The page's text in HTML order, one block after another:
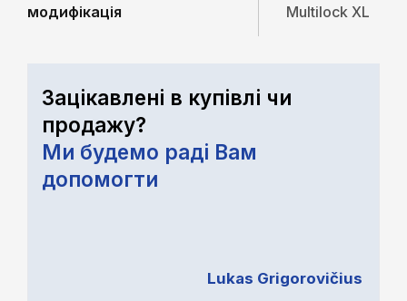
модифікація
Multilock XL
Зацікавлені в купівлі чи
продажу?
Ми будемо раді Вам
допомогти
Lukas Grigorovičius